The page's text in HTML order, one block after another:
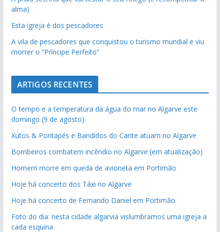
alma)
Esta igreja é dos pescadores
A vila de pescadores que conquistou o turismo mundial e viu
morrer o “Príncipe Perfeito”
ARTIGOS RECENTES
O tempo e a temperatura da água do mar no Algarve este
domingo (9 de agosto)
Xutos & Pontapés e Bandidos do Cante atuam no Algarve
Bombeiros combatem incêndio no Algarve (em atualização)
Homem morre em queda de avioneta em Portimão
Hoje há concerto dos Táxi no Algarve
Hoje há concerto de Fernando Daniel em Portimão
Foto do dia: nesta cidade algarvia vislumbramos uma igreja a
cada esquina